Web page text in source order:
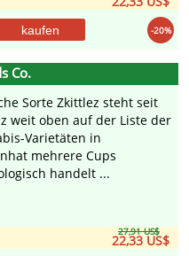
-20%
kaufen
Co.
Sorte Zkittlez steht seit
weit oben auf der Liste der
Varietäten in
mehrere Cups
handelt ...
27,91 US$
22,33 US$